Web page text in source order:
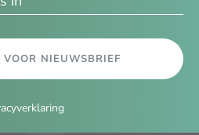
NIEUWSBRIEF